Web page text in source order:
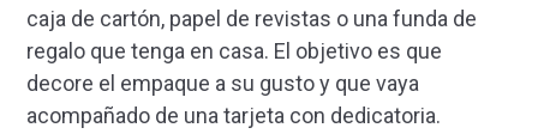
caja de cartón, papel de revistas o una funda de
regalo que tenga en casa. El objetivo es que
decore el empaque a su gusto y que vaya
acompañado de una tarjeta con dedicatoria.